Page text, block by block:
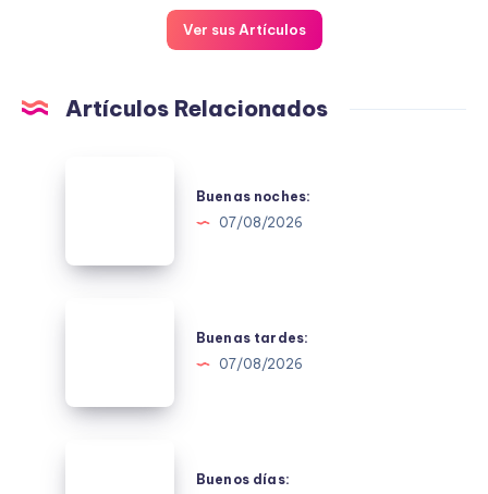
Ver sus Artículos
Artículos Relacionados
Buenas noches:
07/08/2026
Buenas tardes:
07/08/2026
Buenos días: